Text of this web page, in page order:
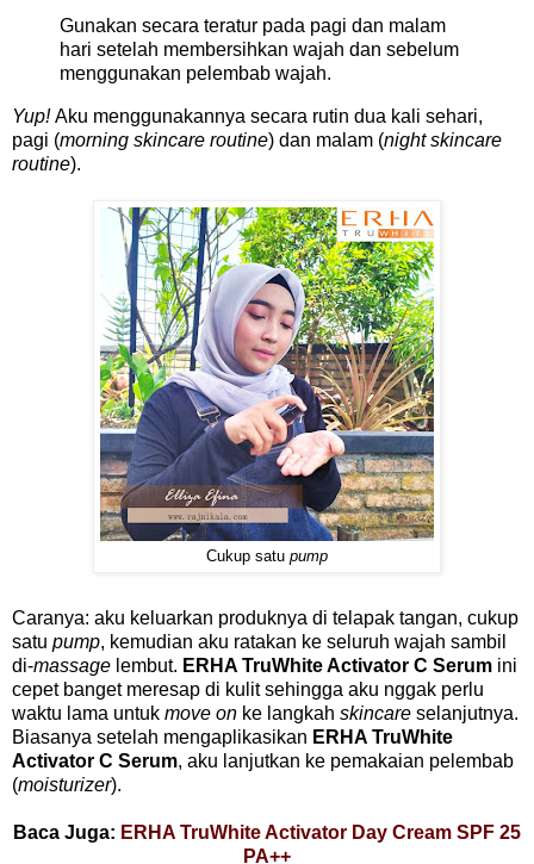
Gunakan secara teratur pada pagi dan malam
hari setelah membersihkan wajah dan sebelum
menggunakan pelembab wajah.
Yup!Aku menggunakannya secara rutin dua kali sehari,
pagi (morning skincare routine) dan malam (night skincare
routine).
Cukup satu pump
Caranya: aku keluarkan produknya di telapak tangan, cukup
satu pump, kemudian aku ratakan ke seluruh wajah sambil
di-massage lembut. ERHA TruWhite Activator C Serum ini
cepet banget meresap di kulit sehingga aku nggak perlu
waktu lama untuk move on ke langkah skincare selanjutnya.
Biasanya setelah mengaplikasikan ERHA TruWhite
Activator C Serum, aku lanjutkan ke pemakaian pelembab
(moisturizer).
Baca Juga: ERHA TruWhite Activator Day Cream SPF 25
PA++